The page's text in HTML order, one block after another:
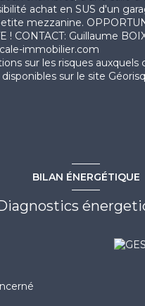
achat en SUS d'un
mezzanine.
! CONTACT: Guillaume
immobilier.com
sur les risques auxquels
sur le site
BILAN ÉNERGÉTIQUE